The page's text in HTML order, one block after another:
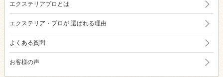
エクステリアプロとは
エクステリア・プロが選ばれる理由
よくある質問
お客様の声